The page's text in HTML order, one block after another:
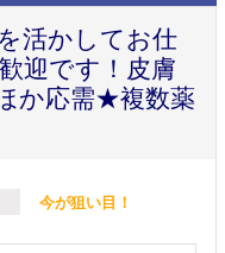
活かしてお仕
迎です！皮膚
か応需★複数薬
今が狙い目！